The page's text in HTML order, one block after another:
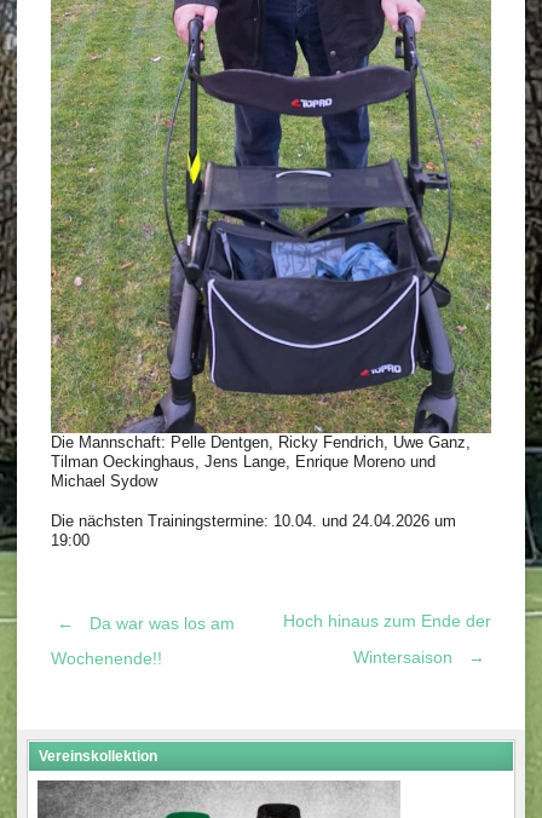
Die Mannschaft: Pelle Dentgen, Ricky Fendrich, Uwe Ganz,
Tilman Oeckinghaus, Jens Lange, Enrique Moreno und
Michael Sydow
Die nächsten Trainingstermine: 10.04. und 24.04.2026 um
19:00
Post
navigation
←
Da war was los am
Wochenende!!
Hoch hinaus zum Ende der
Wintersaison
→
Vereinskollektion